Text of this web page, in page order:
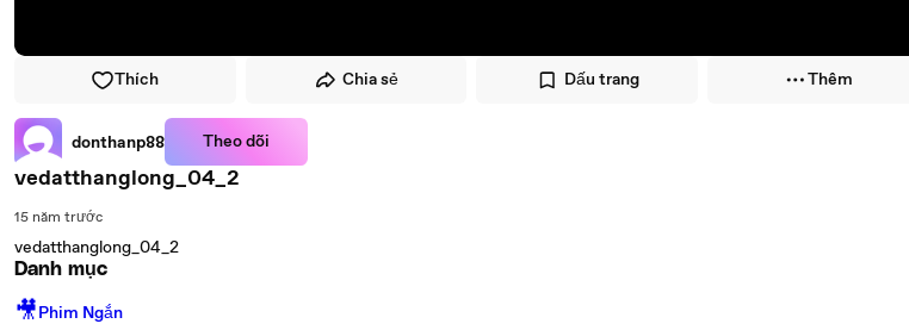
Thích Chia sẻ Dấu trang Thêm
donthanp88 Theo dõi
vedatthanglong_04_2
15 năm trước
vedatthanglong_04_2
Danh mục
🎥Phim Ngắn